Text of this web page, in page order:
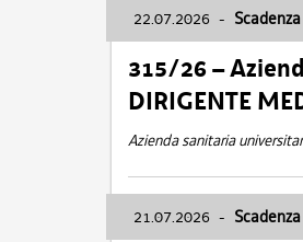
22.07.2026 -
315/26 –
DIRIGENTE
Azienda sanitaria
21.07.2026 -